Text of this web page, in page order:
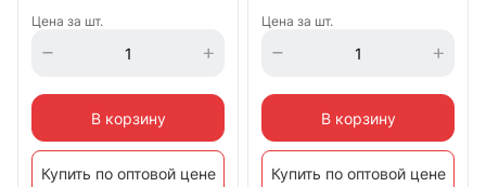
Цена за шт.
В корзину
Купить по оптовой цене
Цена за шт.
В корзину
Купить по оптовой цене